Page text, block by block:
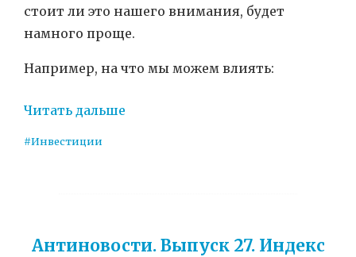
стоит ли это нашего внимания, будет
намного проще.
Например, на что мы можем влиять:
Читать дальше
#Инвестиции
Антиновости. Выпуск 27. Индекс